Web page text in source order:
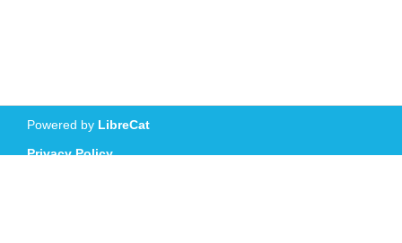
Powered by LibreCat
Privacy Policy